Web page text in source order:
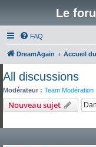
Le
FAQ
DreamAgain Accueil
All discussions
Modérateur : Team Modération
Nouveau sujet